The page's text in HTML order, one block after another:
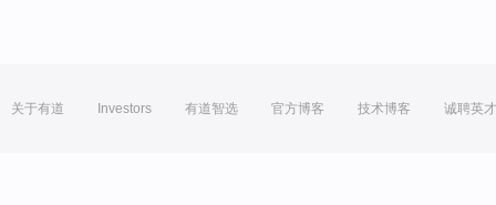
关于有道 Investors 有道智选 官方博客 技术博客 诚聘英才